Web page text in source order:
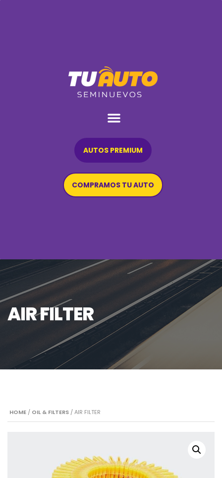
AUTOS PREMIUM
COMPRAMOS TU AUTO
AIR FILTER
HOME / OIL & FILTERS / AIR FILTER